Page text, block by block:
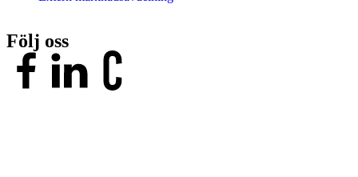
Följ oss